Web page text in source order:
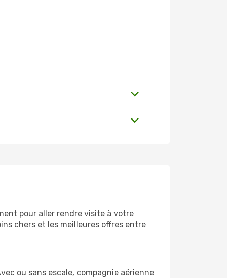
pour aller rendre visite à votre
chers et les meilleures offres entre
ou sans escale, compagnie aérienne